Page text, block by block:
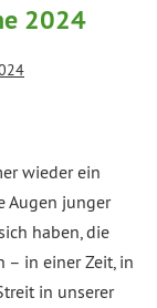
2024
wieder ein
Augen junger
haben, die
in einer Zeit, in
in unserer